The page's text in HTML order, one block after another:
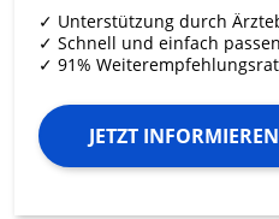
✓ Unterstützung durch
✓ Schnell und einfach
✓ 91%
JETZT INFORMIEREN